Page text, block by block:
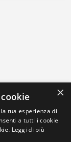
×
tua esperienza di
a tutti i cookie
Leggi di più